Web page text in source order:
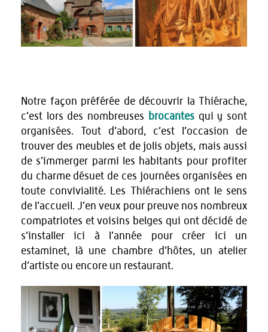
Notre façon préférée de découvrir la Thiérache,
c’est lors des nombreuses
brocantesqui y sont
organisées. Tout d’abord, c’est l’occasion de
trouver des meubles et de jolis objets, mais aussi
de s’immerger parmi les habitants pour profiter
du charme désuet de ces journées organisées en
toute convivialité. Les Thiérachiens ont le sens
de l’accueil. J’en veux pour preuve nos nombreux
compatriotes et voisins belges qui ont décidé de
s’installer ici à l’année pour créer ici un
estaminet, là une chambre d’hôtes, un atelier
d’artiste ou encore un restaurant.